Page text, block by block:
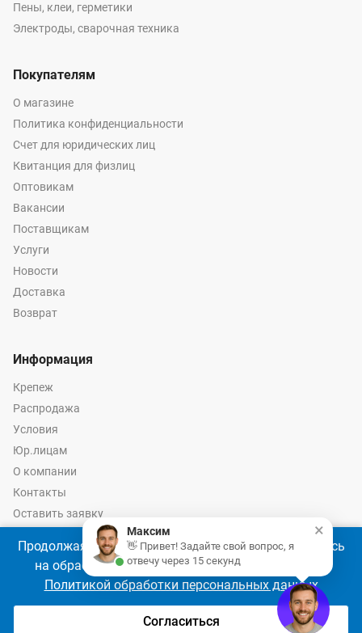
Пены, клеи, герметики
Электроды, сварочная техника
Покупателям
О магазине
Политика конфиденциальности
Счет для юридических лиц
Квитанция для физлиц
Оптовикам
Вакансии
Поставщикам
Услуги
Новости
Доставка
Возврат
Информация
Крепеж
Распродажа
Условия
Юр.лицам
О компании
Контакты
Оставить заявку
Калькулятор крепежа
© 2026 год Оптово-розничные продажи крепежа и инструмента -
Ремкреп.ру
Продолжая использовать наш сайт, Вы соглашаетесь
на обработку файлов cookie 🍪 в соответствии с
Политикой обработки персональных данных
Согласиться
×
Максим
👋 Привет! Задайте свой вопрос, я
отвечу через 15 секунд